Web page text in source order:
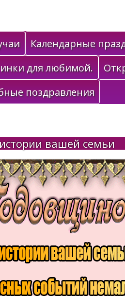
Календарные
для любимой.
поздравления
вашей семьи